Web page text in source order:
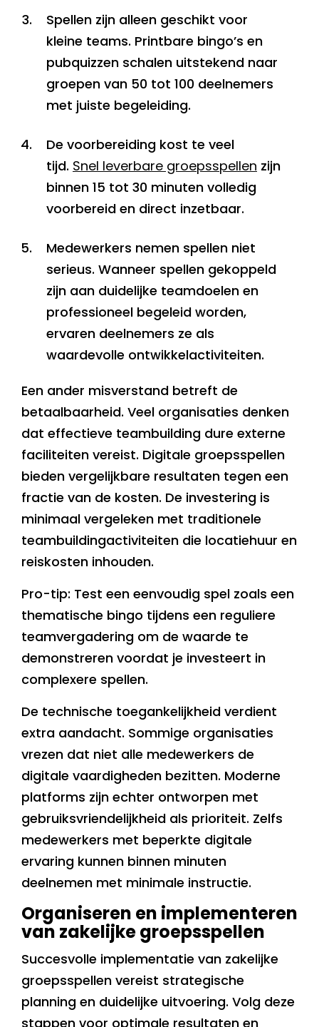
Spellen zijn alleen geschikt voor
kleine teams. Printbare bingo’s en
pubquizzen schalen uitstekend naar
groepen van 50 tot 100 deelnemers
met juiste begeleiding.
De voorbereiding kost te veel
tijd. Snel leverbare groepsspellen zijn
binnen 15 tot 30 minuten volledig
voorbereid en direct inzetbaar.
Medewerkers nemen spellen niet
serieus. Wanneer spellen gekoppeld
zijn aan duidelijke teamdoelen en
professioneel begeleid worden,
ervaren deelnemers ze als
waardevolle ontwikkelactiviteiten.
Een ander misverstand betreft de
betaalbaarheid. Veel organisaties denken
dat effectieve teambuilding dure externe
faciliteiten vereist. Digitale groepsspellen
bieden vergelijkbare resultaten tegen een
fractie van de kosten. De investering is
minimaal vergeleken met traditionele
teambuildingactiviteiten die locatiehuur en
reiskosten inhouden.
Pro-tip: Test een eenvoudig spel zoals een
thematische bingo tijdens een reguliere
teamvergadering om de waarde te
demonstreren voordat je investeert in
complexere spellen.
De technische toegankelijkheid verdient
extra aandacht. Sommige organisaties
vrezen dat niet alle medewerkers de
digitale vaardigheden bezitten. Moderne
platforms zijn echter ontworpen met
gebruiksvriendelijkheid als prioriteit. Zelfs
medewerkers met beperkte digitale
ervaring kunnen binnen minuten
deelnemen met minimale instructie.
Organiseren en implementeren
van zakelijke groepsspellen
Succesvolle implementatie van zakelijke
groepsspellen vereist strategische
planning en duidelijke uitvoering. Volg deze
stappen voor optimale resultaten en